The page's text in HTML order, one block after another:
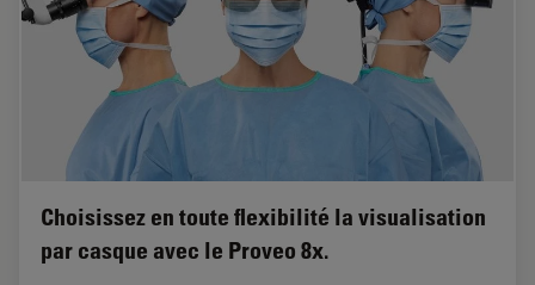
Choisissez en toute flexibilité la visualisation
par casque avec le Proveo 8x.